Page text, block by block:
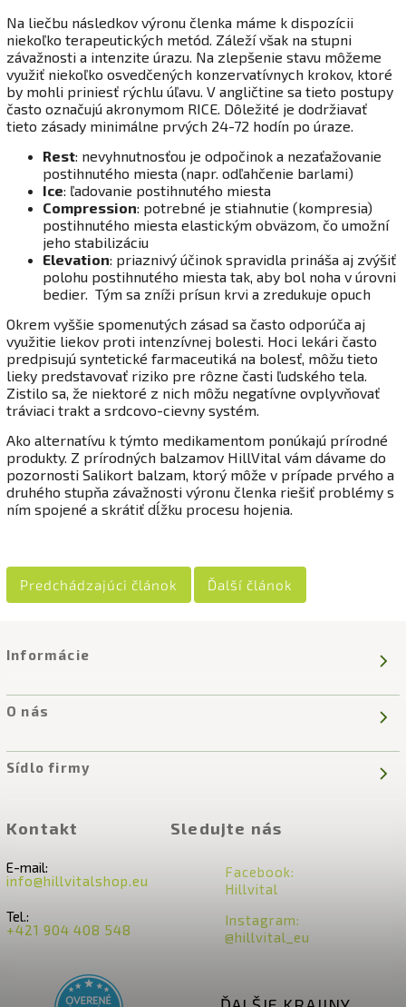
Na liečbu následkov výronu členka máme k dispozícii
niekoľko terapeutických metód. Záleží však na stupni
závažnosti a intenzite úrazu. Na zlepšenie stavu môžeme
využiť niekoľko osvedčených konzervatívnych krokov, ktoré
by mohli priniesť rýchlu úľavu. V angličtine sa tieto postupy
často označujú akronymom RICE. Dôležité je dodržiavať
tieto zásady minimálne prvých 24-72 hodín po úraze.
Rest: nevyhnutnosťou je odpočinok a nezaťažovanie
postihnutého miesta (napr. odľahčenie barlami)
Ice: ľadovanie postihnutého miesta
Compression: potrebné je stiahnutie (kompresia)
postihnutého miesta elastickým obväzom, čo umožní
jeho stabilizáciu
Elevation: priaznivý účinok spravidla prináša aj zvýšiť
polohu postihnutého miesta tak, aby bol noha v úrovni
bedier. Tým sa zníži prísun krvi a zredukuje opuch
Okrem vyššie spomenutých zásad sa často odporúča aj
využitie liekov proti intenzívnej bolesti. Hoci lekári často
predpisujú syntetické farmaceutiká na bolesť, môžu tieto
lieky predstavovať riziko pre rôzne časti ľudského tela.
Zistilo sa, že niektoré z nich môžu negatívne ovplyvňovať
tráviaci trakt a srdcovo-cievny systém.
Ako alternatívu k týmto medikamentom ponúkajú prírodné
produkty. Z prírodných balzamov HillVital vám dávame do
pozornosti Salikort balzam, ktorý môže v prípade prvého a
druhého stupňa závažnosti výronu členka riešiť problémy s
ním spojené a skrátiť dĺžku procesu hojenia.
Predchádzajúci článok Ďalší článok
Informácie
O nás
Sídlo firmy
Kontakt
E-mail:
info@hillvitalshop.eu
Tel.:
+421 904 408 548
Sledujte nás
Facebook:
Hillvital
Instagram:
@hillvital_eu